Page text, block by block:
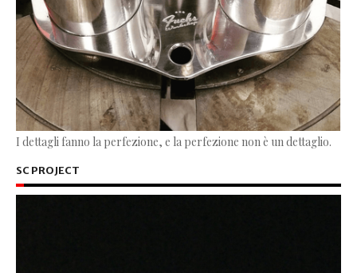
I dettagli fanno la perfezione, e la perfezione non è un dettaglio.
SC PROJECT